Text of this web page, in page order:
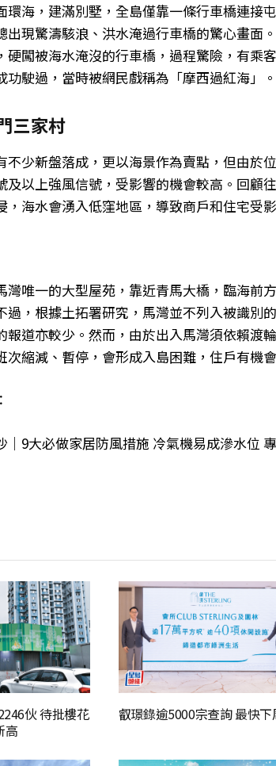
環海，建滿別墅，全島僅靠一條行車橋連接
出現驚濤駭浪、洪水淹過行車橋的驚心畫面
硬闖被海水淹沒的行車橋，過程驚險，有乘
功駛過，當時被網民戲稱為「摩西過紅海」。
三家村
不少新盤落成，更以海景作為賣點，但由於
及以上強風信號，受影響的機會較高。回顧
，海水會湧入低窪地區，導致商戶和住宅受
灣唯一的大型屋苑，靠近青馬大橋，臨海前
過，根據土拓署研究，馬灣並不列入被識別
報道亦較少。然而，由於出入馬灣須依賴渡
次縮減、暫停，會形成入島困難，住戶有機
｜9大必做家居防風措施 冷氣機易成滲水位
伙 待批樓花
高
叡璟錄逾5000宗查詢 最快下